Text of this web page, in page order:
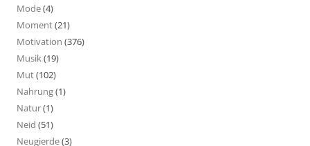
Mode(4)
Moment(21)
Motivation (376)
Musik(19)
Mut(102)
Nahrung(1)
Natur(1)
Neid (51)
Neugierde(3)